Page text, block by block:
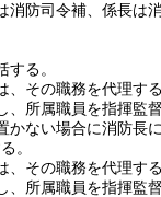
防司令補、係長
る。
その職務を代理する
所属職員を指揮監督
ない場合に消防
。
その職務を代理する
所属職員を指揮監督